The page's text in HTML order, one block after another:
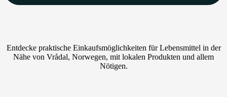
Entdecke praktische Einkaufsmöglichkeiten für Lebensmittel in der
Nähe von Vrådal, Norwegen, mit lokalen Produkten und allem
Nötigen.